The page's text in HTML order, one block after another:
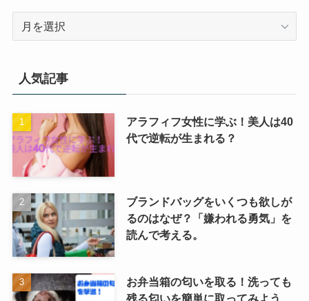
人気記事
アラフィフ女性に学ぶ！美人は40
代で逆転が生まれる？
ブランドバッグをいくつも欲しが
るのはなぜ？「嫌われる勇気」を
読んで考える。
お弁当箱の匂いを取る！洗っても
残る匂いを簡単に取ってみよう